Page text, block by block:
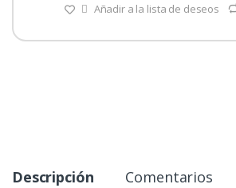
Añadir a la lista de deseos
Descripción Comentarios